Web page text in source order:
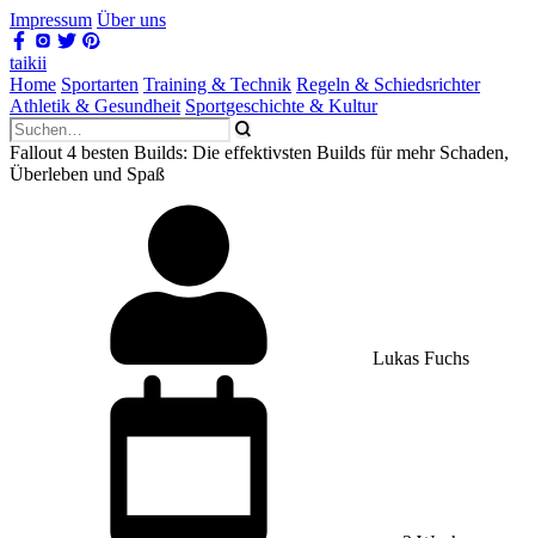
Impressum Über uns
taikii
Home Sportarten Training & Technik Regeln & Schiedsrichter
Athletik & Gesundheit Sportgeschichte & Kultur
Fallout 4 besten Builds: Die effektivsten Builds für mehr Schaden,
Überleben und Spaß
Lukas Fuchs